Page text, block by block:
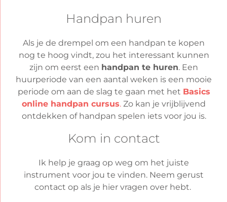
Handpan huren
Als je de drempel om een handpan te kopen
nog te hoog vindt, zou het interessant kunnen
zijn om eerst een handpan te huren. Een
huurperiode van een aantal weken is een mooie
periode om aan de slag te gaan met het Basics
online handpan cursus. Zo kan je vrijblijvend
ontdekken of handpan spelen iets voor jou is.
Kom in contact
Ik help je graag op weg om het juiste
instrument voor jou te vinden. Neem gerust
contact op als je hier vragen over hebt.